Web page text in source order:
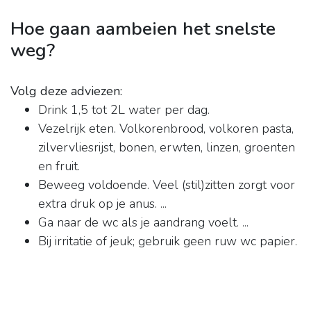
Hoe gaan aambeien het snelste
weg?
Volg deze adviezen:
Drink 1,5 tot 2L water per dag.
Vezelrijk eten. Volkorenbrood, volkoren pasta,
zilvervliesrijst, bonen, erwten, linzen, groenten
en fruit.
Beweeg voldoende. Veel (stil)zitten zorgt voor
extra druk op je anus. ...
Ga naar de wc als je aandrang voelt. ...
Bij irritatie of jeuk; gebruik geen ruw wc papier.